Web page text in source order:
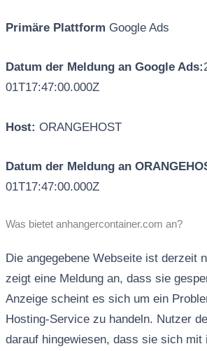
Primäre Plattform Google Ads
Datum der Meldung an Google Ads:
01T17:47:00.000Z
Host: ORANGEHOST
Datum der Meldung an
01T17:47:00.000Z
Was bietet anhangercontainer.com an?
Die angegebene Webseite ist derzeit
zeigt eine Meldung an, dass sie
Anzeige scheint es sich um ein
Hosting-Service zu handeln. Nutzer
darauf hingewiesen, dass sie sich mit